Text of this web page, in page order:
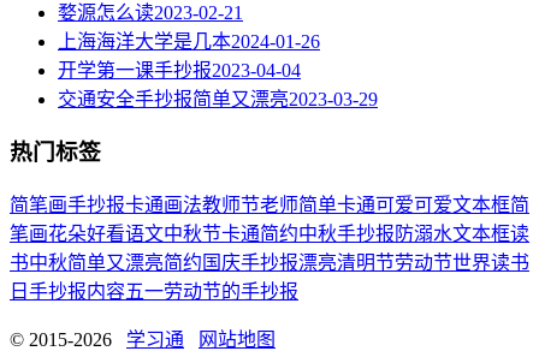
婺源怎么读2023-02-21
上海海洋大学是几本2024-01-26
开学第一课手抄报2023-04-04
交通安全手抄报简单又漂亮2023-03-29
热门标签
简笔画手抄报卡通画法教师节老师简单卡通可爱可爱文本框简
笔画花朵好看语文中秋节卡通简约中秋手抄报 防溺水文本框读
书中秋简单又漂亮简约 国庆手抄报漂亮清明节劳动节世界读书
日 手抄报内容五一劳动节的手抄报
© 2015-2026 学习通 网站地图